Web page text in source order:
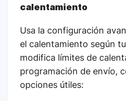
calentamiento
Usa la configuración
el calentamiento según
modifica límites de
programación de envío,
opciones útiles: